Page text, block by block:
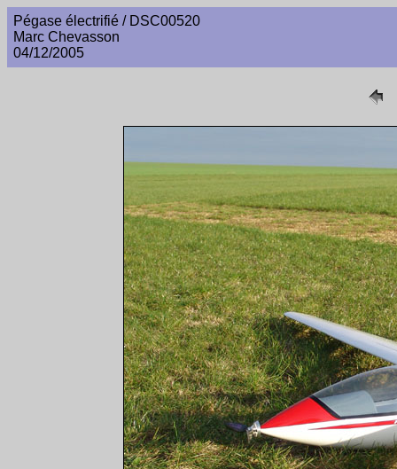
Pégase électrifié / DSC00520
Marc Chevasson
04/12/2005